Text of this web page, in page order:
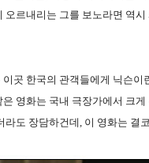
오르내리는 그를 보노라면 역
곳 한국의 관객들에게 닉슨
영화는 국내 극장가에서 크
도 장담하건데, 이 영화는 결